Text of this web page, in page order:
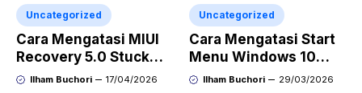
Uncategorized
Cara Mengatasi MIUI
Recovery 5.0 Stuck
Setelah Update
Ilham Buchori 17/04/2026
Uncategorized
Cara Mengatasi Start
Menu Windows 10
Tidak Bisa Dibuka
Ilham Buchori 29/03/2026